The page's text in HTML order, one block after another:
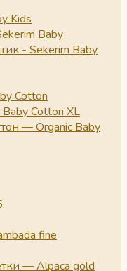
Kids
Baby
- Sekerim Baby
Cotton
Cotton XL
— Organic Baby
fine
— Alpaca gold